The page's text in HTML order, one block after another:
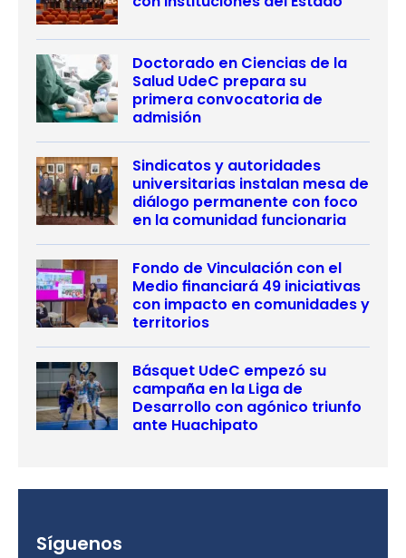
Doctorado en Ciencias de la
Salud UdeC prepara su
primera convocatoria de
admisión
Sindicatos y autoridades
universitarias instalan mesa de
diálogo permanente con foco
en la comunidad funcionaria
Fondo de Vinculación con el
Medio financiará 49 iniciativas
con impacto en comunidades y
territorios
Básquet UdeC empezó su
campaña en la Liga de
Desarrollo con agónico triunfo
ante Huachipato
Síguenos